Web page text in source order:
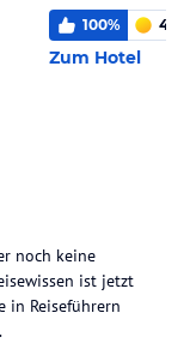
100% 4,8
Zum Hotel
noch keine
ist jetzt
in Reiseführern